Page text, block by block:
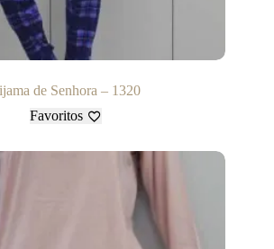
de Senhora – 1320
Favoritos